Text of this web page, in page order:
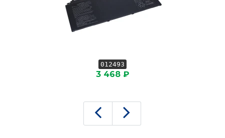
012493
3 468 ₽